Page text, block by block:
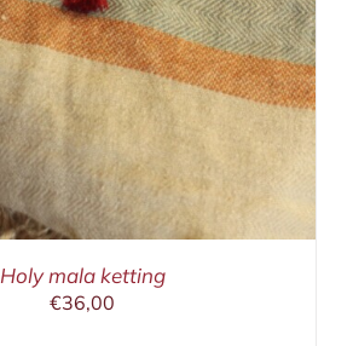
Holy mala ketting
€36,00